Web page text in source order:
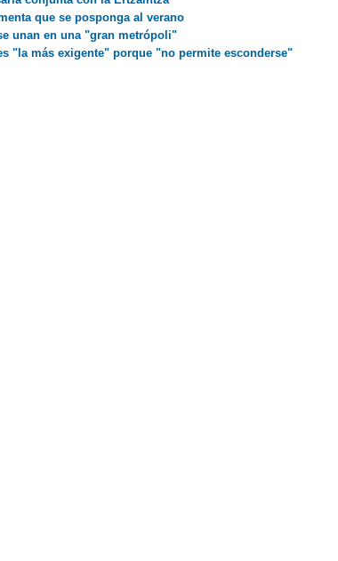
que se posponga al verano
unan en una "gran metrópoli"
"la más exigente" porque "no permite esconderse"